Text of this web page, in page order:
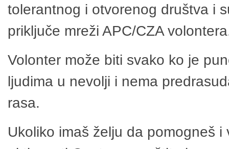
tolerantnog i otvorenog društva i
priključe mreži APC/CZA
Volonter može biti svako ko je
ljudima u nevolji i nema
rasa.
Ukoliko imaš želju da pomogneš